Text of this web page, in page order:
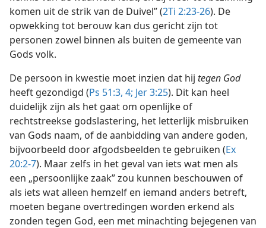
komen uit de strik van de Duivel” (2Ti 2:23-26). De
opwekking tot berouw kan dus gericht zijn tot
personen zowel binnen als buiten de gemeente van
Gods volk.
De persoon in kwestie moet inzien dat hij tegen God
heeft gezondigd (Ps 51:3, 4; Jer 3:25). Dit kan heel
duidelijk zijn als het gaat om openlijke of
rechtstreekse godslastering, het letterlijk misbruiken
van Gods naam, of de aanbidding van andere goden,
bijvoorbeeld door afgodsbeelden te gebruiken (Ex
20:2-7). Maar zelfs in het geval van iets wat men als
een „persoonlijke zaak” zou kunnen beschouwen of
als iets wat alleen hemzelf en iemand anders betreft,
moeten begane overtredingen worden erkend als
zonden tegen God, een met minachting bejegenen van